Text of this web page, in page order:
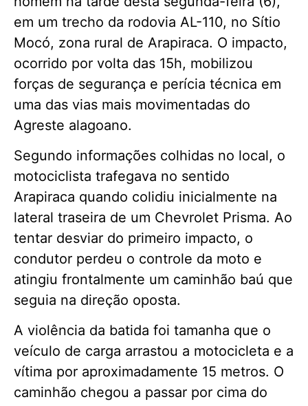
em um trecho da rodovia AL-110, no Sítio
Mocó, zona rural de Arapiraca. O impacto,
ocorrido por volta das 15h, mobilizou
forças de segurança e perícia técnica em
uma das vias mais movimentadas do
Agreste alagoano.
Segundo informações colhidas no local, o
motociclista trafegava no sentido
Arapiraca quando colidiu inicialmente na
lateral traseira de um Chevrolet Prisma. Ao
tentar desviar do primeiro impacto, o
condutor perdeu o controle da moto e
atingiu frontalmente um caminhão baú que
seguia na direção oposta.
A violência da batida foi tamanha que o
veículo de carga arrastou a motocicleta e a
vítima por aproximadamente 15 metros. O
caminhão chegou a passar por cima do